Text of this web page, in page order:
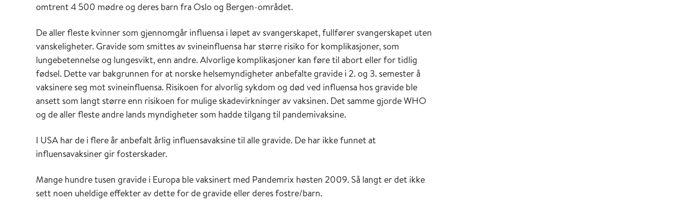
omtrent 4 500 mødre og deres barn fra Oslo og Bergen-området.
De aller fleste kvinner som gjennomgår influensa i løpet av svangerskapet, fullfører svangerskapet uten
vanskeligheter. Gravide som smittes av svineinfluensa har større risiko for komplikasjoner, som
lungebetennelse og lungesvikt, enn andre. Alvorlige komplikasjoner kan føre til abort eller for tidlig
fødsel. Dette var bakgrunnen for at norske helsemyndigheter anbefalte gravide i 2. og 3. semester å
vaksinere seg mot svineinfluensa. Risikoen for alvorlig sykdom og død ved influensa hos gravide ble
ansett som langt større enn risikoen for mulige skadevirkninger av vaksinen. Det samme gjorde WHO
og de aller fleste andre lands myndigheter som hadde tilgang til pandemivaksine.
I USA har de i flere år anbefalt årlig influensavaksine til alle gravide. De har ikke funnet at
influensavaksiner gir fosterskader.
Mange hundre tusen gravide i Europa ble vaksinert med Pandemrix høsten 2009. Så langt er det ikke
sett noen uheldige effekter av dette for de gravide eller deres fostre/barn.